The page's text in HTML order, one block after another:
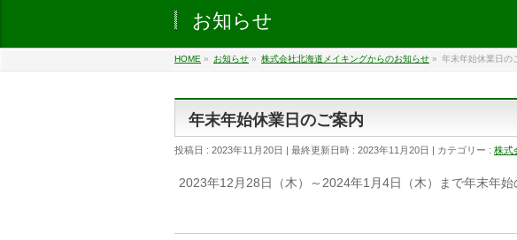
お知らせ
HOME » お知らせ » 株式会社北海道メイキングからのお知らせ » 年末年始休業日の
年末年始休業日のご案内
投稿日 : 2023年11月20日 最終更新日時 : 2023年11月20日 カテゴリー : 株式
2023年12月28日（木）～2024年1月4日（木）まで年末年始